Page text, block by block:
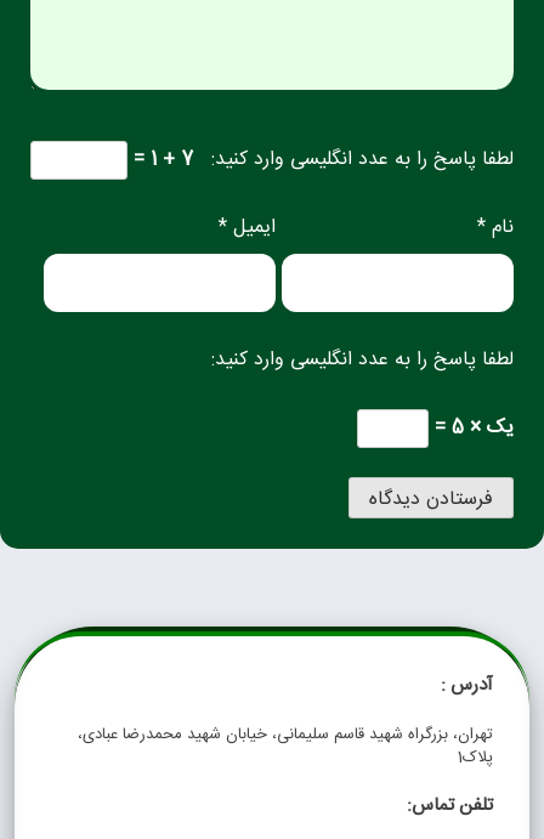
لطفا پاسخ را به عدد انگلیسی وارد کنید: 7 + 1 =
نام * ایمیل *
لطفا پاسخ را به عدد انگلیسی وارد کنید:
یک × 5 =
آدرس :
تهران، بزرگراه شهید قاسم سلیمانی، خیابان شهید محمدرضا عبادی،
پلاک1
تلفن تماس: